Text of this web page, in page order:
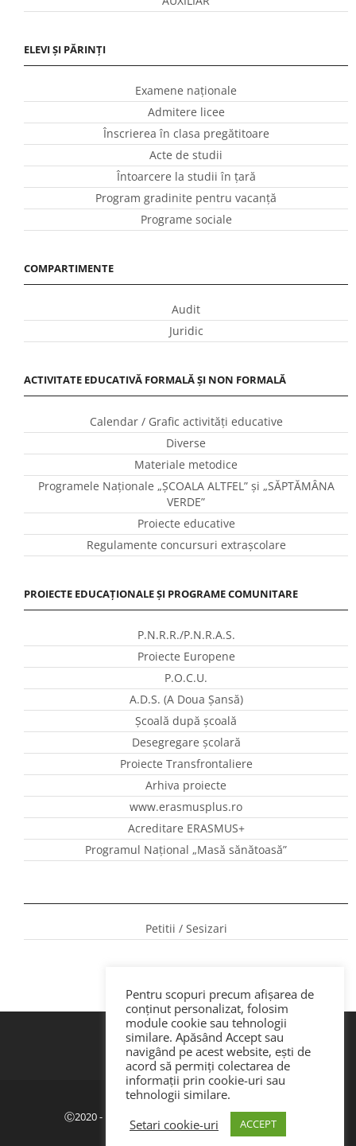
ELEVI ȘI PĂRINȚI
Examene naționale
Admitere licee
Înscrierea în clasa pregătitoare
Acte de studii
Întoarcere la studii în ţară
Program gradinite pentru vacanţă
Programe sociale
COMPARTIMENTE
Audit
Juridic
ACTIVITATE EDUCATIVĂ FORMALĂ ȘI NON FORMALĂ
Calendar / Grafic activităţi educative
Diverse
Materiale metodice
Programele Naţionale „ŞCOALA ALTFEL” și „SĂPTĂMÂNA
VERDE”
Proiecte educative
Regulamente concursuri extraşcolare
PROIECTE EDUCAȚIONALE ȘI PROGRAME COMUNITARE
P.N.R.R./P.N.R.A.S.
Proiecte Europene
P.O.C.U.
A.D.S. (A Doua Șansă)
Școală după școală
Desegregare școlară
Proiecte Transfrontaliere
Arhiva proiecte
www.erasmusplus.ro
Acreditare ERASMUS+
Programul Național „Masă sănătoasă”
Petitii / Sesizari
Politica de confidenţialitate|GDPR
Ⓒ2020 - ISJ Botoșani. Dezvoltat de Webemotion.
Pentru scopuri precum afișarea de
conținut personalizat, folosim
module cookie sau tehnologii
similare. Apăsând Accept sau
navigând pe acest website, ești de
acord să permiți colectarea de
informații prin cookie-uri sau
tehnologii similare.
Setari cookie-uri
ACCEPT